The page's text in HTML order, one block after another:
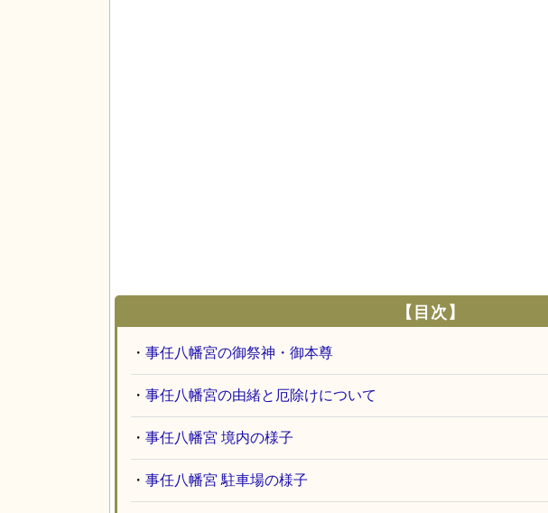
【目次】
・ 事任八幡宮の御祭神・御本尊
・ 事任八幡宮の由緒と厄除けについて
・ 事任八幡宮 境内の様子
・ 事任八幡宮 駐車場の様子